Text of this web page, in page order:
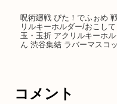
呪術廻戦 ぴた！でふぉめ
リルキーホルダー/おこし
玉・玉折 アクリルキーホ
ん 渋谷集結 ラバーマスコ
コメント